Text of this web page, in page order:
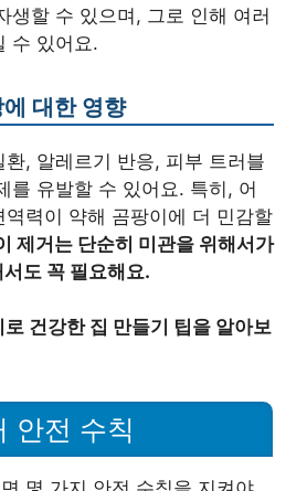
생할 수 있으며, 그로 인해 여러
수 있어요.
대한 영향
, 알레르기 반응, 피부 트러블
를 유발할 수 있어요. 특히, 어
역력이 약해 곰팡이에 더 민감할
제거는 단순히 미관을 위해서가
도 꼭 필요해요.
건강한 집 만들기 팁을 알아보
안전 수칙